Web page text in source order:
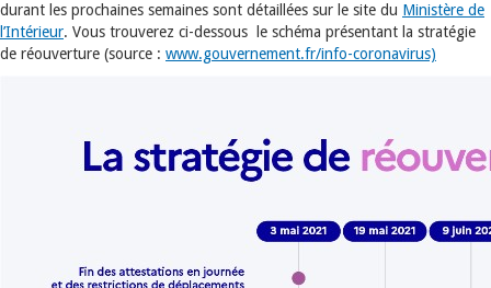
durant les prochaines semaines sont détaillées sur le site du Ministère de
l’Intérieur. Vous trouverez ci-dessous le schéma présentant la stratégie
de réouverture (source : www.gouvernement.fr/info-coronavirus)